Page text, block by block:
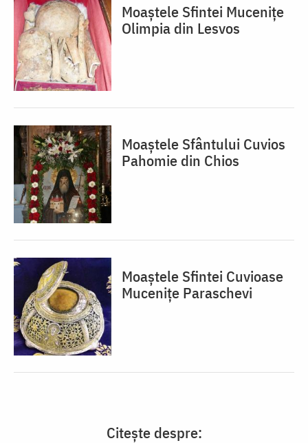
Moaștele Sfintei Mucenițe
Olimpia din Lesvos
Moaștele Sfântului Cuvios
Pahomie din Chios
Moaștele Sfintei Cuvioase
Mucenițe Paraschevi
Citește despre: